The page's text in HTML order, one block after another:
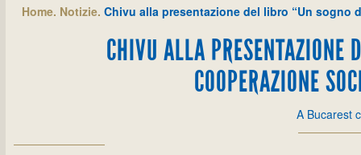
Home. Notizie. Chivu alla presentazione del libro “Un sogno
CHIVU ALLA
COOPERAZIONE
A Bucarest